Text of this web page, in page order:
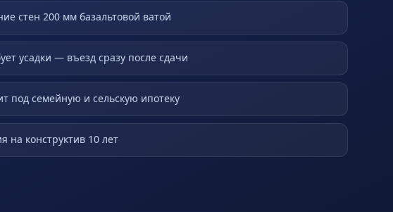
стен 200 мм базальтовой ватой
усадки — въезд сразу после сдачи
под семейную и сельскую ипотеку
на конструктив 10 лет